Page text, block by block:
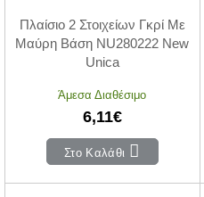
Πλαίσιο 2 Στοιχείων Γκρί Με
Μαύρη Βάση NU280222 New
Unica
Άμεσα Διαθέσιμο
6,11€
Στο Καλάθι